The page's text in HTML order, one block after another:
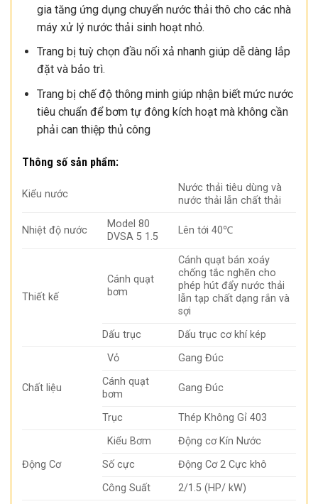
gia tăng ứng dụng chuyển nước thải thô cho các nhà
máy xử lý nước thải sinh hoạt nhỏ.
Trang bị tuỳ chọn đầu nối xả nhanh giúp dễ dàng lắp
đặt và bảo trì.
Trang bị chế độ thông minh giúp nhận biết mức nước
tiêu chuẩn để bơm tự đông kích hoạt mà không cần
phải can thiệp thủ công
Thông số sản phẩm:
Kiểu nước
Nước thải tiêu dùng và
nước thải lẫn chất thải
Nhiệt độ nước
Model 80
DVSA 5 1.5
Lên tới 40℃
Thiết kế
Cánh quạt
bơm
Cánh quạt bán xoáy
chống tắc nghẽn cho
phép hút đẩy nước thải
lẫn tạp chất dạng rắn và
sợi
Dấu trục
Dấu trục cơ khí kép
Chất liệu
Vỏ
Gang Đúc
Cánh quạt
bơm
Gang Đúc
Trục Thép Không Gỉ 403
Động Cơ
Kiểu Bơm
Động cơ Kín Nước
Số cực
Động Cơ 2 Cực khô
Công Suất
2/1.5 (HP/ kW)